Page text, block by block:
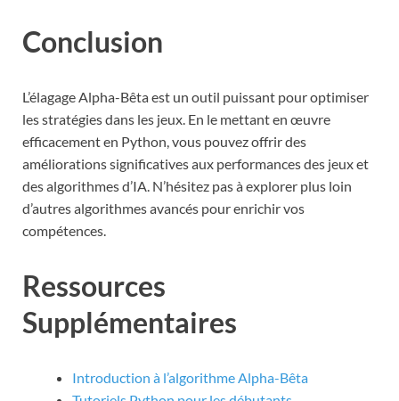
Conclusion
L’élagage Alpha-Bêta est un outil puissant pour optimiser
les stratégies dans les jeux. En le mettant en œuvre
efficacement en Python, vous pouvez offrir des
améliorations significatives aux performances des jeux et
des algorithmes d’IA. N’hésitez pas à explorer plus loin
d’autres algorithmes avancés pour enrichir vos
compétences.
Ressources
Supplémentaires
Introduction à l’algorithme Alpha-Bêta